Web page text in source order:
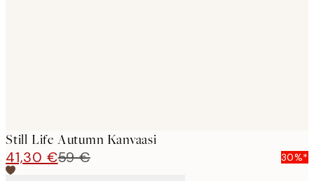
Still Life Autumn Kanvaasi
41,30 €59 € 30%*